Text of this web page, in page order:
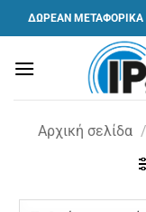
Μετάβαση
στο
ΔΩΡΕΑΝ ΜΕΤΑΦΟΡΙΚΑ
Αρχική σελίδα /